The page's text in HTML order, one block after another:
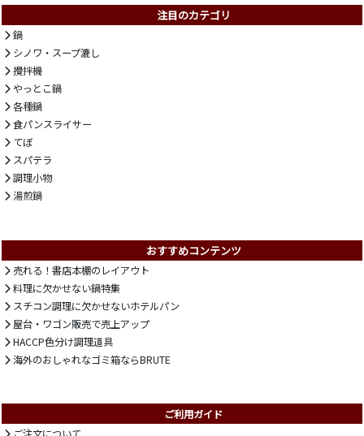
注目のカテゴリ
鍋
シノワ・スープ漉し
攪拌機
やっとこ鍋
各種鍋
食パンスライサー
てぼ
スパテラ
調理小物
湯煎鍋
おすすめコンテンツ
売れる！書店本棚のレイアウト
料理に欠かせない鍋特集
スチコン調理に欠かせないホテルパン
屋台・ワゴン販売で売上アップ
HACCP色分け調理道具
海外のおしゃれなゴミ箱ならBRUTE
ご利用ガイド